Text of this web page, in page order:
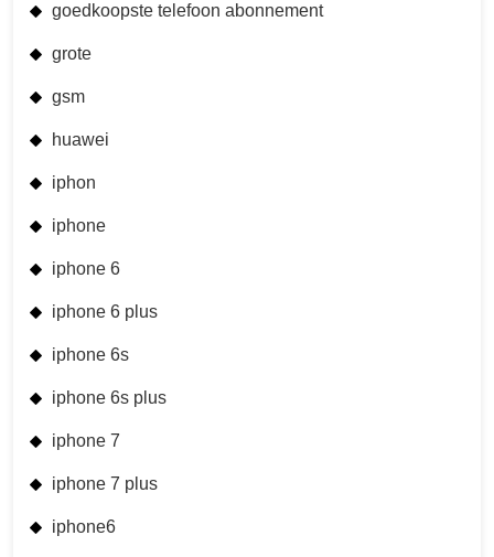
goedkoopste telefoon abonnement
grote
gsm
huawei
iphon
iphone
iphone 6
iphone 6 plus
iphone 6s
iphone 6s plus
iphone 7
iphone 7 plus
iphone6